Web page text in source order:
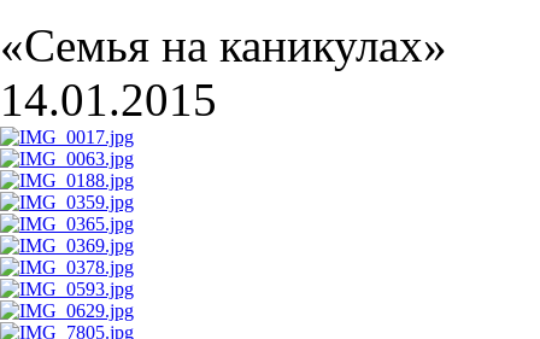
«Семья на каникулах»
14.01.2015